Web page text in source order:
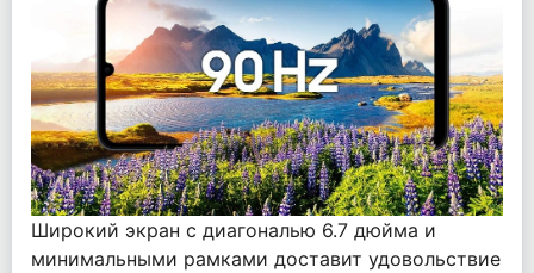
Широкий экран с диагональю 6.7 дюйма и
минимальными рамками доставит удовольствие